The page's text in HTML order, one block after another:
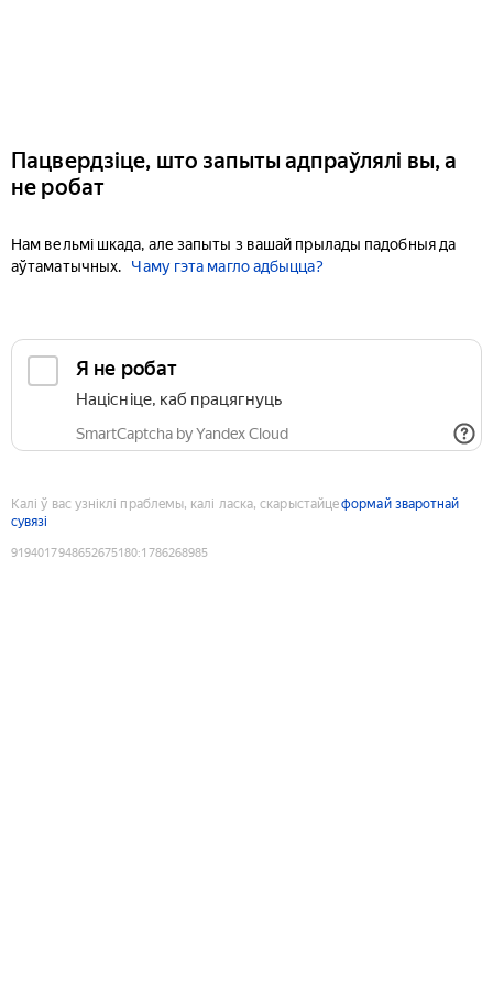
Пацвердзіце, што запыты адпраўлялі вы, а
не робат
Нам вельмі шкада, але запыты з вашай прылады падобныя да
аўтаматычных.
Чаму гэта магло адбыцца?
Я не робат
Націсніце, каб працягнуць
SmartCaptcha by Yandex Cloud
Калі ў вас узніклі праблемы, калі ласка, скарыстайцеформай зваротнай
сувязі
9194017948652675180:1786268985